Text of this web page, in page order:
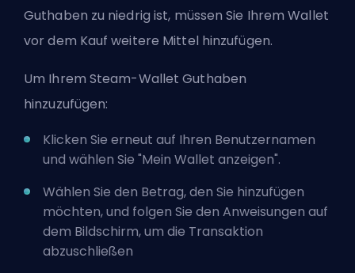
Guthaben zu niedrig ist, müssen Sie Ihrem Wallet
vor dem Kauf weitere Mittel hinzufügen.
Um Ihrem Steam-Wallet Guthaben
hinzuzufügen:
Klicken Sie erneut auf Ihren Benutzernamen
und wählen Sie "Mein Wallet anzeigen".
Wählen Sie den Betrag, den Sie hinzufügen
möchten, und folgen Sie den Anweisungen auf
dem Bildschirm, um die Transaktion
abzuschließen